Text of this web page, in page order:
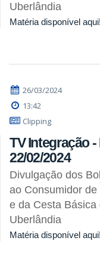
Uberlândia
Matéria disponível aqui!
26/03/2024
13:42
Clipping
TV Integração
22/02/2024
Divulgação dos
ao Consumidor
e da Cesta Básica
Uberlândia
Matéria disponível aqui!